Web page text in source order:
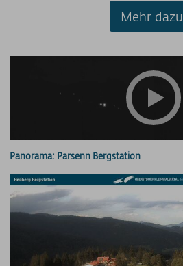
Mehr dazu
Panorama: Parsenn Bergstation